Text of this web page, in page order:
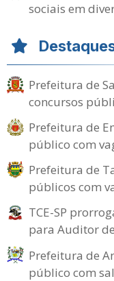
sociais em
Prefeitura de
concursos
Prefeitura de
público com
Prefeitura de
públicos com
TCE-SP
para Auditor
Prefeitura de
público com